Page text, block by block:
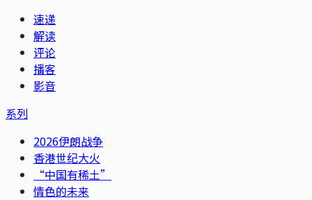
速递
解读
评论
播客
影音
系列
2026伊朗战争
香港世纪大火
“中国有稀土”
情色的未来